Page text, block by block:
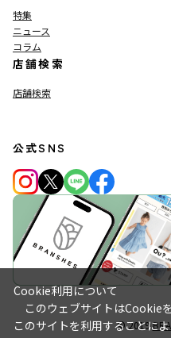
特集
ニュース
コラム
店舗検索
店舗検索
公式SNS
© 2019
Cookie利用について
このウェブサイトはCookieを
このサイトを利用することに